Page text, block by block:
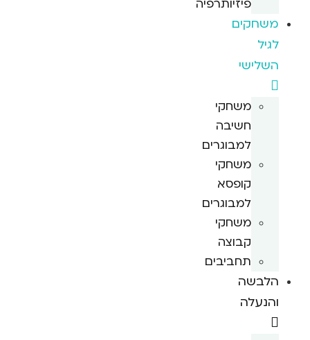
פיזיותרפיה
משחקים
לגיל
השלישי
משחקי
חשיבה
למבוגרים
משחקי
קופסא
למבוגרים
משחקי
קבוצה
תחביבים
הלבשה
והנעלה